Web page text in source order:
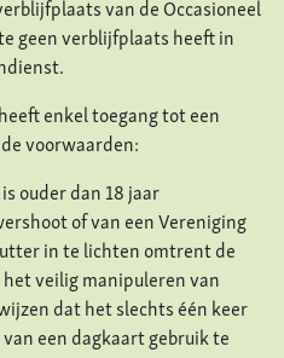
van de Occasioneel
geen verblijfplaats heeft in
enkel toegang tot een
voorwaarden:
ouder dan 18 jaar
of van een Vereniging
in te lichten omtrent de
veilig manipuleren van
dat het slechts één keer
een dagkaart gebruik te